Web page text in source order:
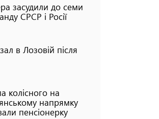
засудили до семи
СРСР і Росії
в Лозовій після
колісного на
напрямку
пенсіонерку